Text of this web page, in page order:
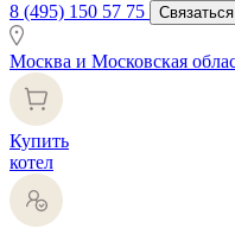
8 (495) 150 57 75
Москва и Московская
Купить
котел